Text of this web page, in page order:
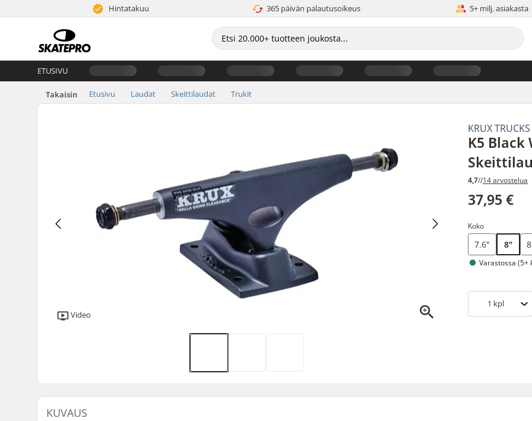
Hintatakuu 365 päivän palautusoikeus 5+ milj. asiakasta
ETUSIVU
Takaisin Etusivu Laudat Skeittilaudat Trukit
KRUX TRUCKS
K5 Black
4,7//14 arvostelua
37,95 €
Video
Koko
7.6" 8"
Varastossa (5+
1 kpl
KUVAUS